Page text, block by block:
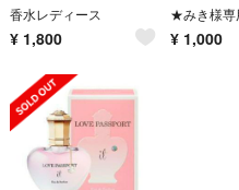
香水レディース
¥ 1,800 ¥ 1,000